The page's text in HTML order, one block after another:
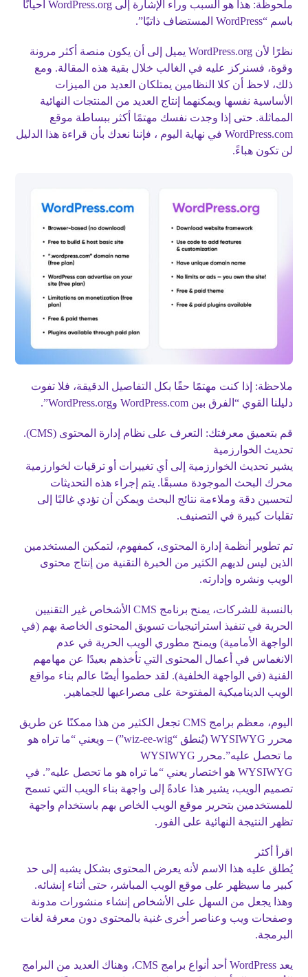
ملحوظة: هذا هو السبب وراء الإشارة إلى WordPress.org أحيانًا
باسم “WordPress المستضاف ذاتيًا”.
نظرًا لأن WordPress.org يميل إلى أن يكون منصة أكثر مرونة
وقوة، فسنركز عليه في الغالب خلال بقية هذه المقالة. ومع
ذلك، لاحظ أن كلا النظامين يمتلكان العديد من الميزات
الأساسية نفسها ويمكنهما إنتاج العديد من المنتجات النهائية
المماثلة. حتى إذا وجدت نفسك مهتمًا أكثر ببساطة موقع
WordPress.com في نهاية اليوم ، فإننا نعدك بأن قراءة هذا الدليل
لن تكون هباءً.
ملاحظة: إذا كنت مهتمًا حقًا بكل التفاصيل الدقيقة، فلا تفوت
دليلنا القوي “الفرق بين WordPress.com وWordPress.org”.
قم بتعميق معرفتك: التعرف على نظام إدارة المحتوى (CMS).
تحديث الخوارزمية
يشير تحديث الخوارزمية إلى أي تغييرات أو ترقيات لخوارزمية
محرك البحث الموجودة مسبقًا. يتم إجراء هذه التحديثات
لتحسين دقة وملاءمة نتائج البحث ويمكن أن تؤدي غالبًا إلى
تقلبات كبيرة في التصنيف.
تم تطوير أنظمة إدارة المحتوى، كمفهوم، لتمكين المستخدمين
الذين ليس لديهم الكثير من الخبرة التقنية من إنتاج محتوى
الويب ونشره وإدارته.
بالنسبة للشركات، يمنح برنامج CMS الأشخاص غير التقنيين
الحرية في تنفيذ استراتيجيات تسويق المحتوى الخاصة بهم (في
الواجهة الأمامية) ويمنح مطوري الويب الحرية في عدم
الانغماس في أعمال المحتوى التي تأخذهم بعيدًا عن مهامهم
الفنية (في الواجهة الخلفية). لقد حطموا أيضًا عالم بناء مواقع
الويب الديناميكية المفتوحة على مصراعيها للجماهير.
اليوم، معظم برامج CMS تجعل الكثير من هذا ممكنًا عن طريق
محرر WYSIWYG (يُنطق “wiz-ee-wig”) – ويعني “ما تراه هو
ما تحصل عليه”.محرر WYSIWYG
WYSIWYG هو اختصار يعني “ما تراه هو ما تحصل عليه”. في
تصميم الويب، يشير هذا عادةً إلى واجهة بناء الويب التي تسمح
للمستخدمين بتحرير موقع الويب الخاص بهم باستخدام واجهة
تظهر النتيجة النهائية على الفور.
اقرأ أكثر
يُطلق عليه هذا الاسم لأنه يعرض المحتوى بشكل يشبه إلى حد
كبير ما سيظهر على موقع الويب المباشر، حتى أثناء إنشائه.
وهذا يجعل من السهل على الأشخاص إنشاء منشورات مدونة
وصفحات ويب وعناصر أخرى غنية بالمحتوى دون معرفة لغات
البرمجة.
يعد WordPress أحد أنواع برامج CMS، وهناك العديد من البرامج